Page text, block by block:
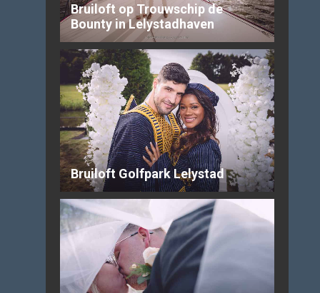
Bruiloft op Trouwschip de
Bounty in Lelystadhaven
Bruiloft Golfpark Lelystad